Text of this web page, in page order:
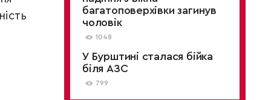
багатоповерхівки загинув
чоловік
1048
У Бурштині сталася бійка
біля АЗС
799